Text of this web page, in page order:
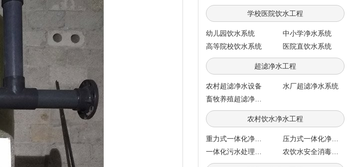
学校医院饮水工程
幼儿园饮水系统
中小学净水系统
高等院校饮水系统
医院直饮水系统
超滤净水工程
农村超滤净水设备
水厂超滤净水系统
农村饮水净水工程